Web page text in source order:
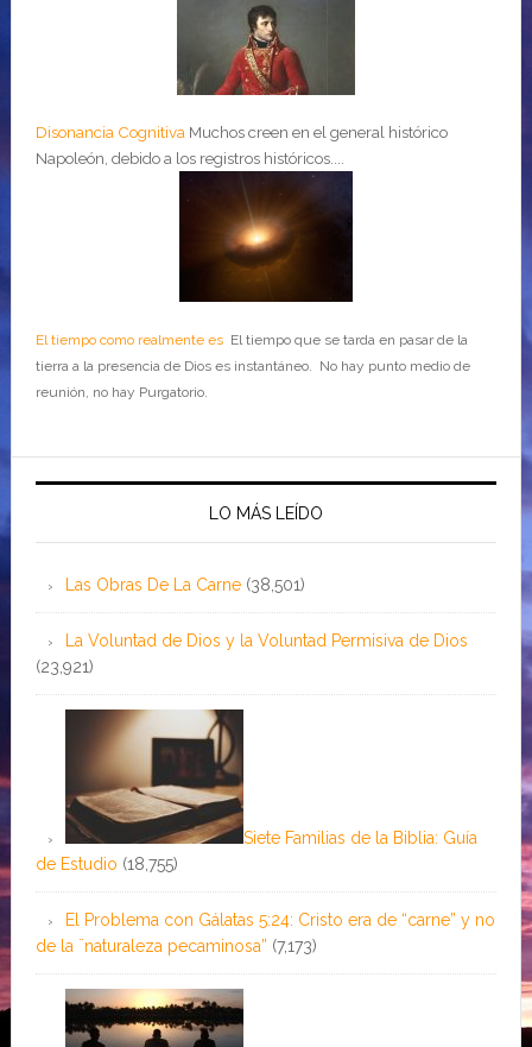
Disonancia Cognitiva Muchos creen en el general histórico
Napoleón, debido a los registros históricos....
El tiempo como realmente esEl tiempo que se tarda en pasar de la
tierra a la presencia de Dios es instantáneo. No hay punto medio de
reunión, no hay Purgatorio.
LO MÁS LEÍDO
Las Obras De La Carne (38,501)
La Voluntad de Dios y la Voluntad Permisiva de Dios
(23,921)
Siete Familias de la Biblia: Guía
de Estudio (18,755)
El Problema con Gálatas 5:24: Cristo era de “carne” y no
de la ¨naturaleza pecaminosa” (7,173)